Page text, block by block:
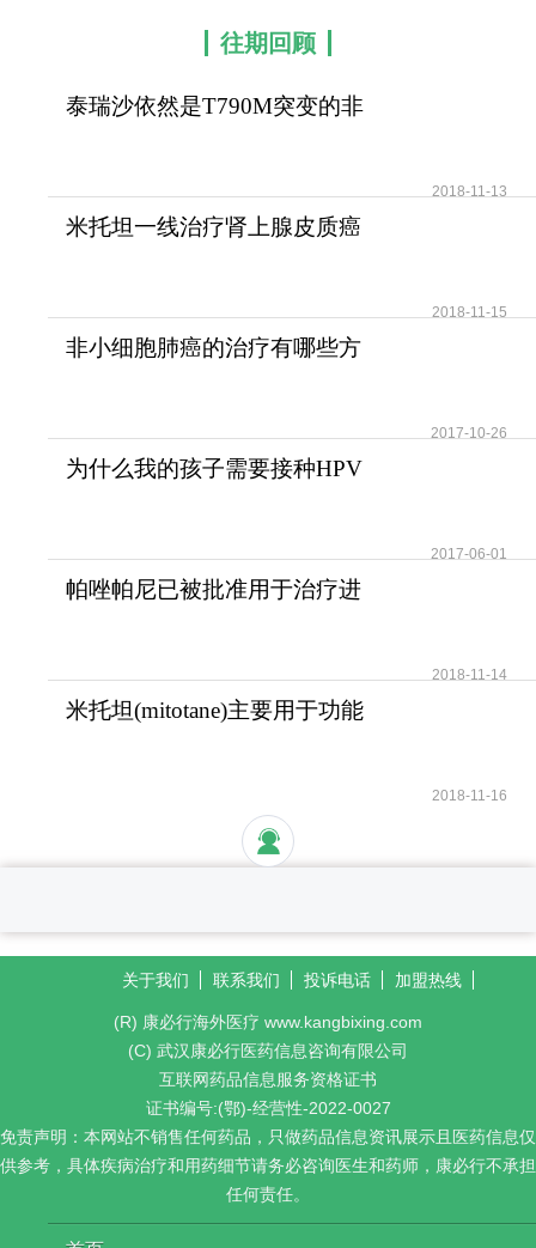
往期回顾
泰瑞沙依然是T790M突变的非
2018-11-13
米托坦一线治疗肾上腺皮质癌
2018-11-15
非小细胞肺癌的治疗有哪些方
2017-10-26
为什么我的孩子需要接种HPV
2017-06-01
帕唑帕尼已被批准用于治疗进
2018-11-14
米托坦(mitotane)主要用于功能
2018-11-16
关于我们 联系我们 投诉电话 加盟热线
(R) 康必行海外医疗 www.kangbixing.com
(C) 武汉康必行医药信息咨询有限公司
互联网药品信息服务资格证书
证书编号:(鄂)-经营性-2022-0027
免责声明：本网站不销售任何药品，只做药品信息资讯展示且医药信息仅
供参考，具体疾病治疗和用药细节请务必咨询医生和药师，康必行不承担
任何责任。